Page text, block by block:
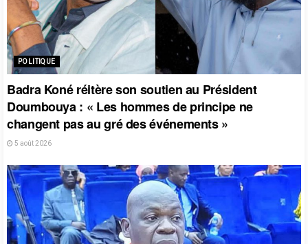
POLITIQUE
Badra Koné réitère son soutien au Président
Doumbouya : « Les hommes de principe ne
changent pas au gré des événements »
5 août 2026